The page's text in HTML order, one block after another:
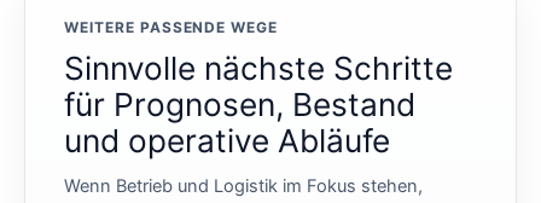
WEITERE PASSENDE WEGE
Sinnvolle nächste Schritte
für Prognosen, Bestand
und operative Abläufe
Wenn Betrieb und Logistik im Fokus stehen,